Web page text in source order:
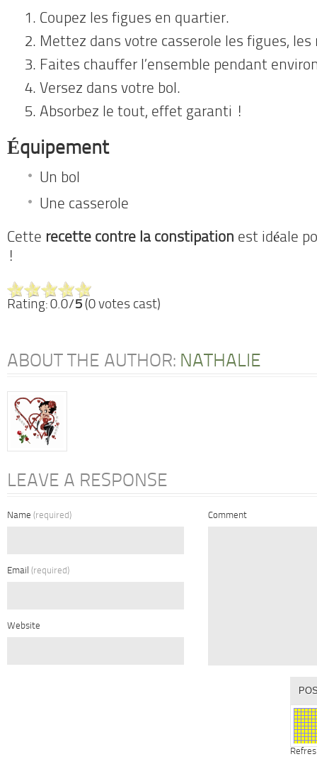
Coupez les figues en quartier.
Mettez dans votre casserole les figues,
Faites chauffer l’ensemble pendant
Versez dans votre bol.
Absorbez le tout, effet garanti !
Équipement
Un bol
Une casserole
Cette recette contre la constipation est idéale
!
Rating: 0.0/5 (0 votes cast)
ABOUT THE AUTHOR: NATHALIE
LEAVE A RESPONSE
Name (required)
Email (required)
Website
Comment